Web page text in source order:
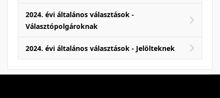
2024. évi általános választások -
Választópolgároknak
2024. évi általános választások - Jelölteknek